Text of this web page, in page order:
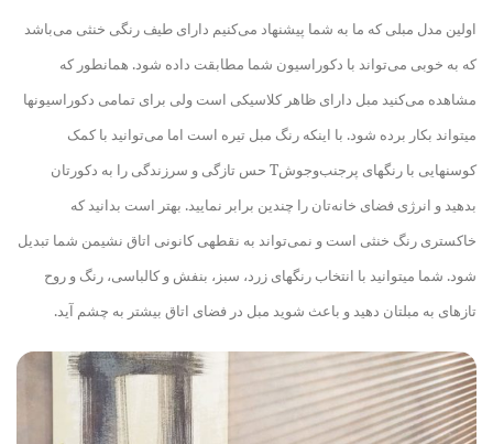
اولین مدل مبلی که ما به شما پیشنهاد می‌کنیم دارای طیف رنگی خنثی می‌باشد
که به خوبی می‌تواند با دکوراسیون شما مطابقت‌ داده شود. همانطور که
مشاهده می‌کنید مبل دارای ظاهر کلاسیکی است ولی برای تمامی دکوراسیونها
میتواند بکار برده شود. با اینکه رنگ مبل تیره است اما می‌توانید با کمک
کوسن
هایی با رنگهای پرجنب‌وجوشT حس تازگی و سرزندگی را به دکورتان
بدهید و انرژی فضای خانه‌تان را چندین برابر نمایید. بهتر است بدانید که
خاکستری رنگ خنثی است و نمی‌تواند به نقطهی کانونی اتاق نشیمن شما تبدیل
شود. شما میتوانید با انتخاب رنگهای زرد، سبز، بنفش و کالباسی، رنگ و روح
تازهای به مبلتان دهید و باعث شوید مبل در فضای اتاق بیشتر به چشم آید.